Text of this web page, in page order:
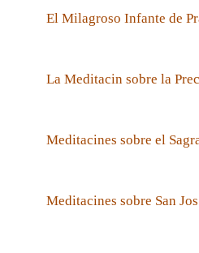
El Milagroso Infante de
La Meditacin sobre la
Meditacines sobre el
Meditacines sobre San Jos